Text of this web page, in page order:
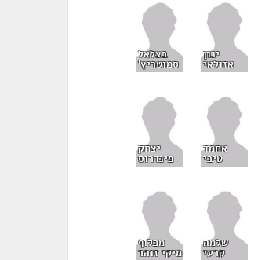
ינון
אזולאי
בצלאל
סמוטריץ'
אחמד
טיבי
יצחק
פינדרוס
שלמה
קרעי
מכלוף
מיקי זוהר